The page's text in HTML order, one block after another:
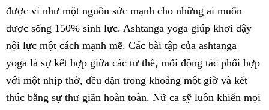
được ví như một nguồn sức mạnh cho những ai muốn
được sống 150% sinh lực. Ashtanga yoga giúp khơi dậy
nội lực một cách mạnh mẽ. Các bài tập của ashtanga
yoga là sự kết hợp giữa các tư thế, mỗi động tác phối hợp
với một nhịp thở, đều đặn trong khoảng một giờ và kết
thúc bằng sự thư giãn hoàn toàn. Nữ ca sỹ luôn khiến mọi